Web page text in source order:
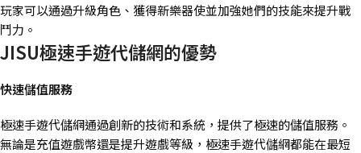
玩家可以通過升級角色、獲得新樂器使並加強她們的技能來提升戰
鬥力​。
JISU極速手遊代儲網的優勢
快速儲值服務
極速手遊代儲網通過創新的技術和系統，提供了極速的儲值服務。
無論是充值遊戲幣還是提升遊戲等級，極速手遊代儲網都能在最短